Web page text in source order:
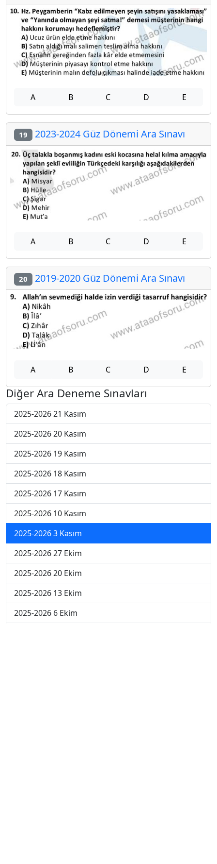
A B C D E
19 2023-2024 Güz Dönemi Ara Sınavı
A B C D E
20 2019-2020 Güz Dönemi Ara Sınavı
A B C D E
Diğer Ara Deneme Sınavları
2025-2026 21 Kasım
2025-2026 20 Kasım
2025-2026 19 Kasım
2025-2026 18 Kasım
2025-2026 17 Kasım
2025-2026 10 Kasım
2025-2026 3 Kasım
2025-2026 27 Ekim
2025-2026 20 Ekim
2025-2026 13 Ekim
2025-2026 6 Ekim